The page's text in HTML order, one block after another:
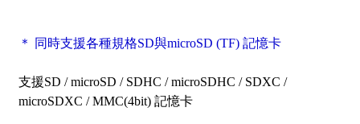
＊ 同時支援各種規格SD與microSD (TF) 記憶卡
支援SD / microSD / SDHC / microSDHC / SDXC /
microSDXC / MMC(4bit) 記憶卡